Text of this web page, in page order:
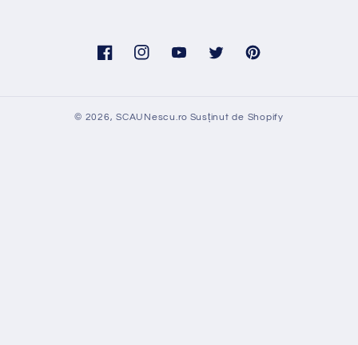
FacebookInstagramYouTubeTwitter Pinterest
© 2026,SCAUNescu.ro Susținut de Shopify